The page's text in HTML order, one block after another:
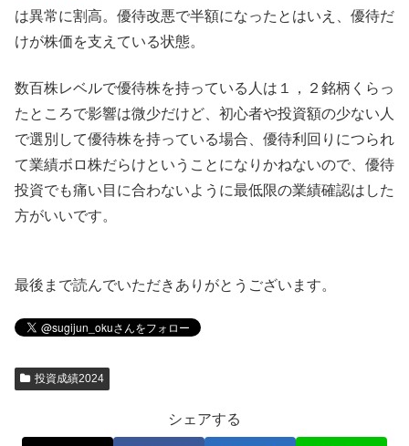
は異常に割高。優待改悪で半額になったとはいえ、優待だ
けが株価を支えている状態。
数百株レベルで優待株を持っている人は１，２銘柄くらっ
たところで影響は微少だけど、初心者や投資額の少ない人
で選別して優待株を持っている場合、優待利回りにつられ
て業績ボロ株だらけということになりかねないので、優待
投資でも痛い目に合わないように最低限の業績確認はした
方がいいです。
最後まで読んでいただきありがとうございます。
投資成績2024
シェアする